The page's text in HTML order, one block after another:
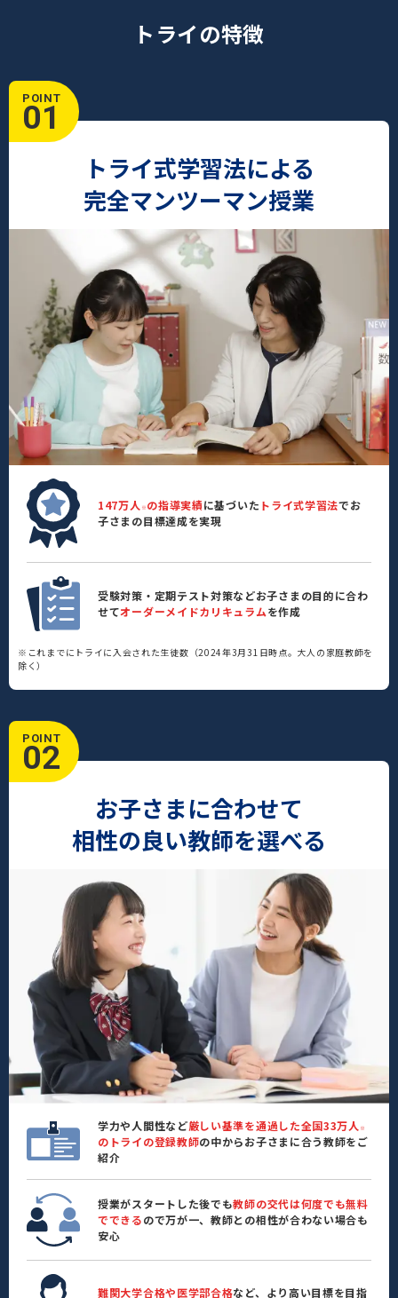
トライの特徴
POINT
01
トライ式学習法による
完全マンツーマン授業
147万人 ※ の指導実績に基づいた トライ式学習法でお
子さまの目標達成を実現
受験対策・定期テスト対策などお子さまの目的に合わ
せてオーダーメイドカリキュラムを作成
※これまでにトライに入会された生徒数（2024年3月31日時点。大人の家庭教師を
除く）
POINT
02
お子さまに合わせて
相性の良い教師を選べる
学力や人間性など厳しい基準を通過した全国33万人 ※
のトライの登録教師の中からお子さまに合う教師をご
紹介
授業がスタートした後でも教師の交代は何度でも無料
でできるので万が一、教師との相性が合わない場合も
安心
難関大学合格や医学部合格など、より高い目標を目指